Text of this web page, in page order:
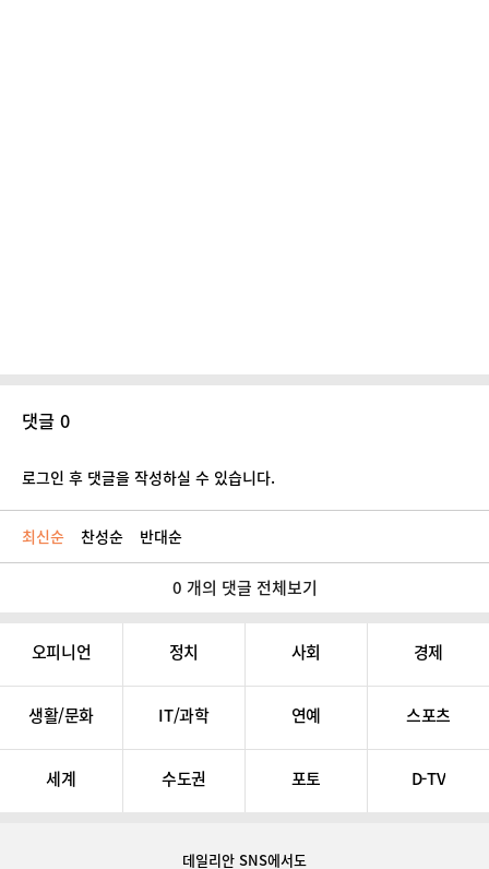
댓글 0
로그인 후 댓글을 작성하실 수 있습니다.
최신순 찬성순 반대순
0 개의 댓글 전체보기
오피니언 정치 사회 경제
생활/문화 IT/과학 연예 스포츠
세계 수도권 포토 D-TV
데일리안 SNS에서도